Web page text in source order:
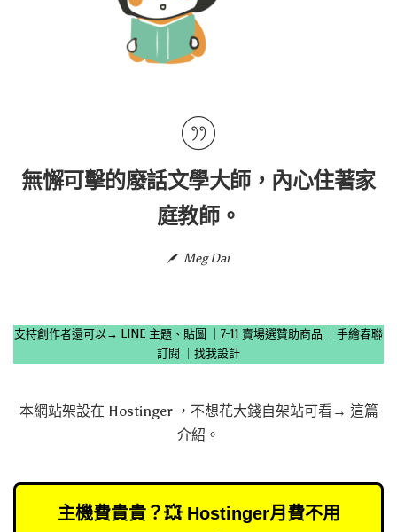
無懈可擊的廢話文學大師，內心住著家
庭教師。
Meg Dai
支持創作者還可以→ LINE 主題、貼圖 7-11 賣場選贊助商品
手繪春聯
訂閱
找我設計
本網站架設在 Hostinger，不想花大錢自架站可看→ 這篇
介紹 。
主機費貴貴？💥 Hostinger月費不用